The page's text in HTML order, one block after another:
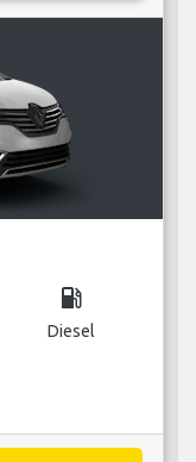
local_gas_station
Diesel